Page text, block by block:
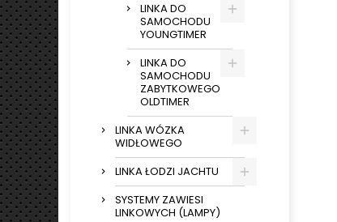
LINKA DO
SAMOCHODU
YOUNGTIMER
LINKA DO
SAMOCHODU
ZABYTKOWEGO
OLDTIMER
LINKA WÓZKA
WIDŁOWEGO
LINKA ŁODZI JACHTU
SYSTEMY ZAWIESI
LINKOWYCH (LAMPY)